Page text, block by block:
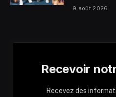
9 août 2026
Recevoir
Recevez des